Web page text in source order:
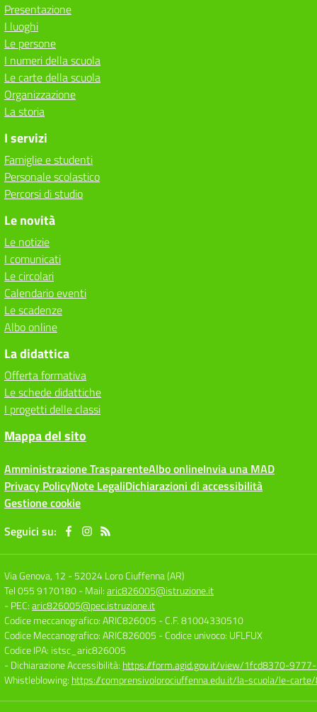
Presentazione
I luoghi
Le persone
I numeri della scuola
Le carte della scuola
Organizzazione
La storia
I servizi
Famiglie e studenti
Personale scolastico
Percorsi di studio
Le novità
Le notizie
I comunicati
Le circolari
Calendario eventi
Le scadenze
Albo online
La didattica
Offerta formativa
Le schede didattiche
I progetti delle classi
Mappa del sito
Amministrazione TrasparenteAlbo onlineInvia una MAD
Privacy PolicyNote LegaliDichiarazioni di accessibilità
Gestione cookie
Seguici su:
Via Genova, 12 -52024 Loro Ciuffenna (AR)
Tel 055 9170180- Mail:aric826005@istruzione.it
- PEC:aric826005@pec.istruzione.it
Codice meccanografico: ARIC826005 - C.F. 81004330510
Codice Meccanografico: ARIC826005 - Codice univoco: UFLFUX
Codice IPA: istsc_aric826005
- Dichiarazione Accessibilità: https://form.agid.gov.it/view/1fcd8370-
Whistleblowing: https://comprensivolorociuffenna.edu.it/la-scuola/le-